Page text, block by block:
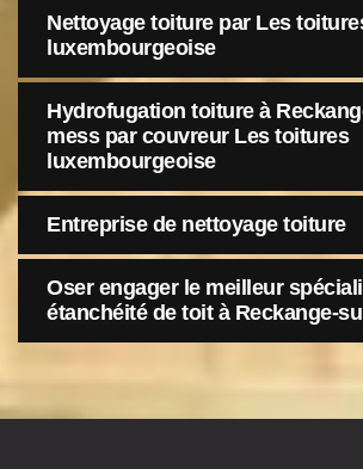
Nettoyage toiture par Les
luxembourgeoise
Hydrofugation toiture à
mess par couvreur Les toitures
luxembourgeoise
Entreprise de nettoyage toiture
Oser engager le meilleur
étanchéité de toit à Reckange-